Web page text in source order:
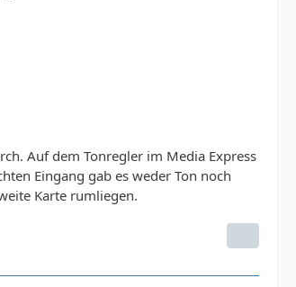
Auf dem Tonregler im Media Express
Eingang gab es weder Ton noch
Karte rumliegen.